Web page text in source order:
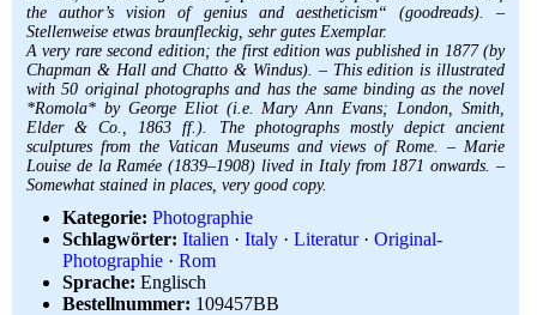
the author’s vision of genius and aestheticism“ (goodreads). –
Stellenweise etwas braunfleckig, sehr gutes Exemplar.
A very rare second edition; the first edition was published in 1877 (by
Chapman & Hall and Chatto & Windus). – This edition is illustrated
with 50 original photographs and has the same binding as the novel
*Romola* by George Eliot (i.e. Mary Ann Evans; London, Smith,
Elder & Co., 1863 ff.). The photographs mostly depict ancient
sculptures from the Vatican Museums and views of Rome. – Marie
Louise de la Ramée (1839–1908) lived in Italy from 1871 onwards. –
Somewhat stained in places, very good copy.
Kategorie: Photographie
Schlagwörter: Italien · Italy · Literatur· Original-
Photographie · Rom
Sprache: Englisch
Bestellnummer: 109457BB